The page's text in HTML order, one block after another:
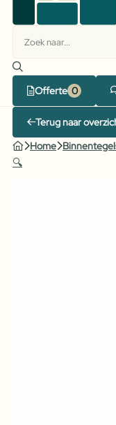
Offerte
Terug naar
Home
🔍